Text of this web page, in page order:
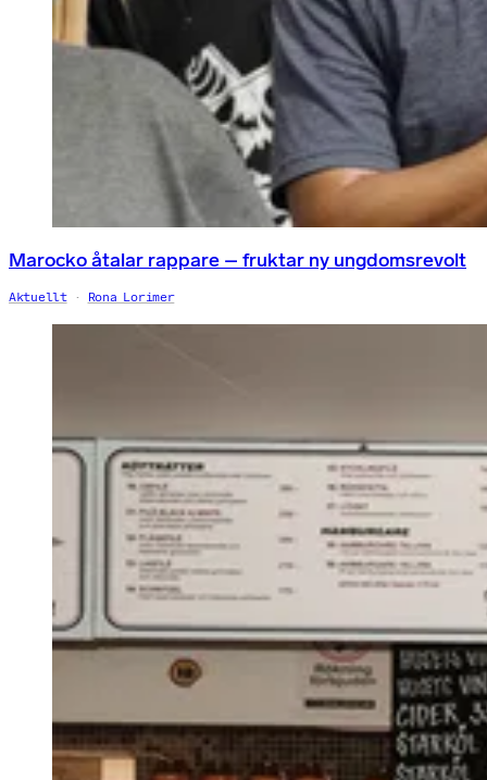
Marocko åtalar rappare – fruktar ny ungdomsrevolt
Aktuellt Rona Lorimer